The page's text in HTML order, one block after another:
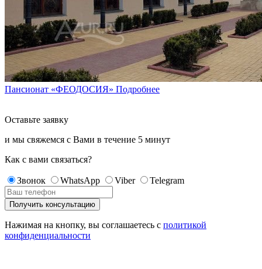
Пансионат «ФЕОДОСИЯ» Подробнее
Оставьте заявку
и мы свяжемся с Вами в течение 5 минут
Как с вами связаться?
Звонок WhatsApp Viber Telegram
Нажимая на кнопку, вы соглашаетесь с политикой
конфиденциальности